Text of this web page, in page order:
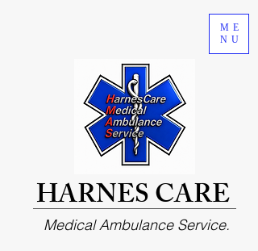
HARNES CARE
Medical Ambulance Service.
ME
NU